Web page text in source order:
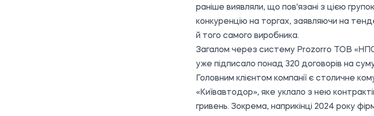
раніше виявляли, що пов'язані з цією
конкуренцію на торгах, заявляючи на
й того самого виробника.
Загалом через систему Prozorro ТОВ
уже підписало понад 320 договорів на
Головним клієнтом компанії є столичне
«Київавтодор», яке уклало з нею
гривень. Зокрема, наприкінці 2024 року